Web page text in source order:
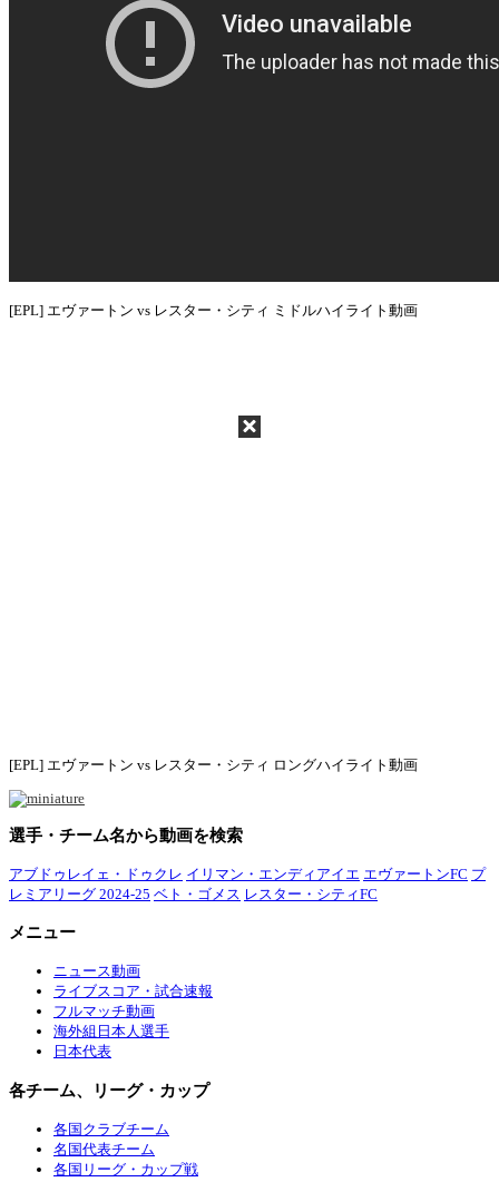
[EPL] エヴァートン vs レスター・シティ ミドルハイライト動画
[EPL] エヴァートン vs レスター・シティ ロングハイライト動画
選手・チーム名から動画を検索
アブドゥレイェ・ドゥクレ イリマン・エンディアイエ エヴァートンFC プ
レミアリーグ 2024-25 ベト・ゴメス レスター・シティFC
メニュー
ニュース動画
ライブスコア・試合速報
フルマッチ動画
海外組日本人選手
日本代表
各チーム、リーグ・カップ
各国クラブチーム
名国代表チーム
各国リーグ・カップ戦